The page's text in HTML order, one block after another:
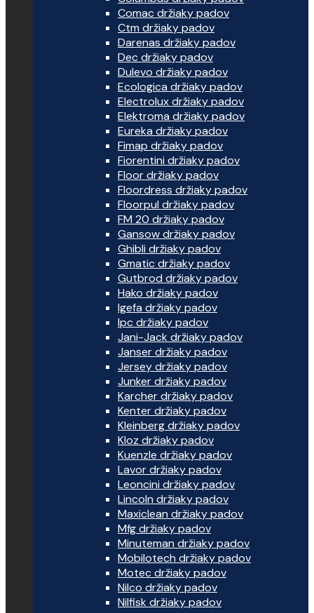
Comac držiaky padov
Ctm držiaky padov
Darenas držiaky padov
Dec držiaky padov
Dulevo držiaky padov
Ecologica držiaky padov
Electrolux držiaky padov
Elektroma držiaky padov
Eureka držiaky padov
Fimap držiaky padov
Fiorentini držiaky padov
Floor držiaky padov
Floordress držiaky padov
Floorpul držiaky padov
FM 20 držiaky padov
Gansow držiaky padov
Ghibli držiaky padov
Gmatic držiaky padov
Gutbrod držiaky padov
Hako držiaky padov
Igefa držiaky padov
Ipc držiaky padov
Jani-Jack držiaky padov
Janser držiaky padov
Jersey držiaky padov
Junker držiaky padov
Karcher držiaky padov
Kenter držiaky padov
Kleinberg držiaky padov
Kloz držiaky padov
Kuenzle držiaky padov
Lavor držiaky padov
Leoncini držiaky padov
Lincoln držiaky padov
Maxiclean držiaky padov
Mfg držiaky padov
Minuteman držiaky padov
Mobilotech držiaky padov
Motec držiaky padov
Nilco držiaky padov
Nilfisk držiaky padov